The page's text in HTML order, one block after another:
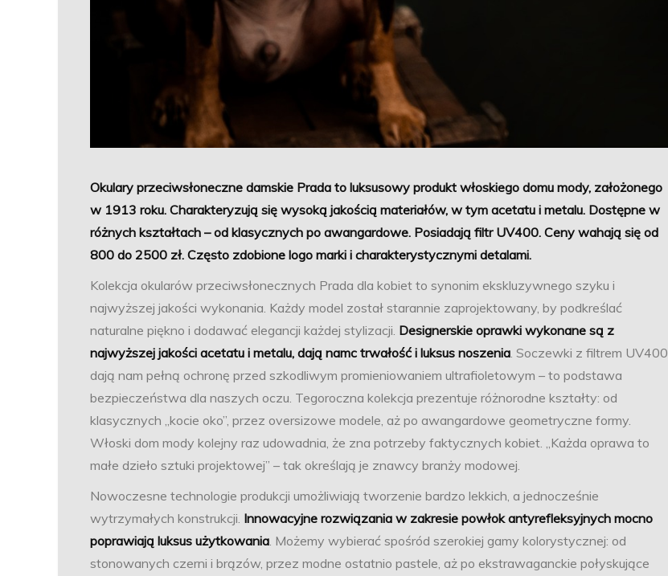
Okulary przeciwsłoneczne damskie Prada to luksusowy produkt włoskiego domu mody, założonego
w 1913 roku. Charakteryzują się wysoką jakością materiałów, w tym acetatu i metalu. Dostępne w
różnych kształtach – od klasycznych po awangardowe. Posiadają filtr UV400. Ceny wahają się od
800 do 2500 zł. Często zdobione logo marki i charakterystycznymi detalami.
Kolekcja okularów przeciwsłonecznych Prada dla kobiet to synonim ekskluzywnego szyku i
najwyższej jakości wykonania. Każdy model został starannie zaprojektowany, by podkreślać
naturalne piękno i dodawać elegancji każdej stylizacji. Designerskie oprawki wykonane są z
najwyższej jakości acetatu i metalu, dają namc trwałość i luksus noszenia . Soczewki z filtrem UV400
dają nam pełną ochronę przed szkodliwym promieniowaniem ultrafioletowym – to podstawa
bezpieczeństwa dla naszych oczu. Tegoroczna kolekcja prezentuje różnorodne kształty: od
klasycznych „kocie oko”, przez oversizowe modele, aż po awangardowe geometryczne formy.
Włoski dom mody kolejny raz udowadnia, że zna potrzeby faktycznych kobiet. „Każda oprawa to
małe dzieło sztuki projektowej” – tak określają je znawcy branży modowej.
Nowoczesne technologie produkcji umożliwiają tworzenie bardzo lekkich, a jednocześnie
wytrzymałych konstrukcji. Innowacyjne rozwiązania w zakresie powłok antyrefleksyjnych mocno
poprawiają luksus użytkowania . Możemy wybierać spośród szerokiej gamy kolorystycznej: od
stonowanych czerni i brązów, przez modne ostatnio pastele, aż po ekstrawaganckie połyskujące